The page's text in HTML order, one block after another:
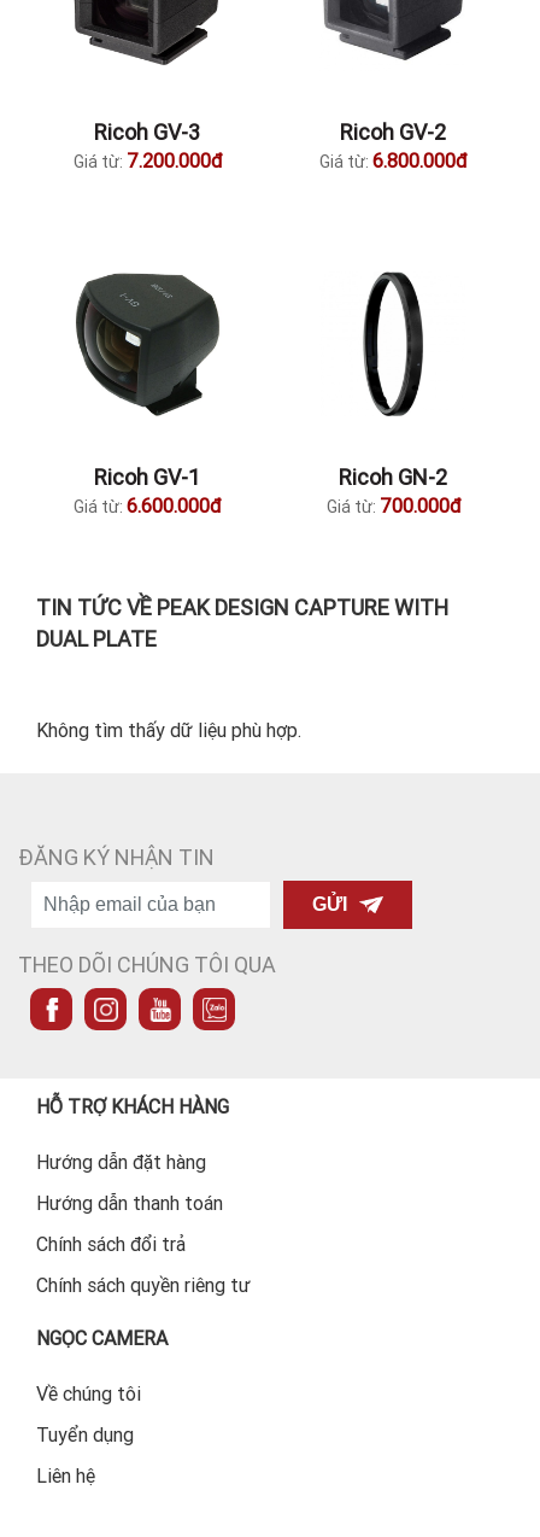
Ricoh GV-3
Giá từ: 7.200.000đ
Ricoh GV-2
Giá từ: 6.800.000đ
Ricoh GV-1
Giá từ: 6.600.000đ
Ricoh GN-2
Giá từ: 700.000đ
TIN TỨC VỀ PEAK DESIGN CAPTURE WITH
DUAL PLATE
Không tìm thấy dữ liệu phù hợp.
ĐĂNG KÝ NHẬN TIN
GỬI
THEO DÕI CHÚNG TÔI QUA
HỖ TRỢ KHÁCH HÀNG
Hướng dẫn đặt hàng
Hướng dẫn thanh toán
Chính sách đổi trả
Chính sách quyền riêng tư
NGỌC CAMERA
Về chúng tôi
Tuyển dụng
Liên hệ